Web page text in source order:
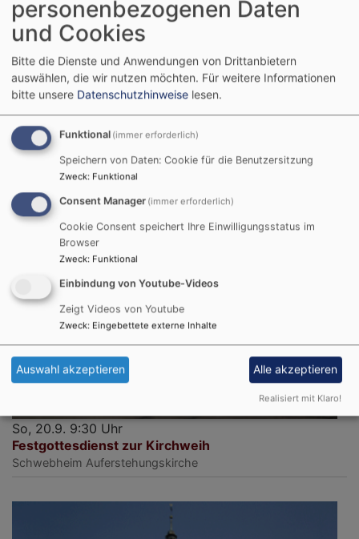
Nachkirchweih-Gottesdienst
Gochsheim Evang.-Luth. Kirche St. Michael Gochsheim
So, 20.9. 9:30 Uhr
Festgottesdienst zur Kirchweih
Schwebheim Auferstehungskirche
personenbezogenen Daten
und Cookies
Bitte die Dienste und Anwendungen von Drittanbietern
auswählen, die wir nutzen möchten. Für weitere Informationen
bitte unsere Datenschutzhinweise lesen.
Funktional (immer erforderlich)
Speichern von Daten: Cookie für die Benutzersitzung
Zweck: Funktional
Consent Manager (immer erforderlich)
Cookie Consent speichert Ihre Einwilligungsstatus im
Browser
Zweck: Funktional
Einbindung von Youtube-Videos
Zeigt Videos von Youtube
Zweck: Eingebettete externe Inhalte
Auswahl akzeptieren Alle akzeptieren
Realisiert mit Klaro!